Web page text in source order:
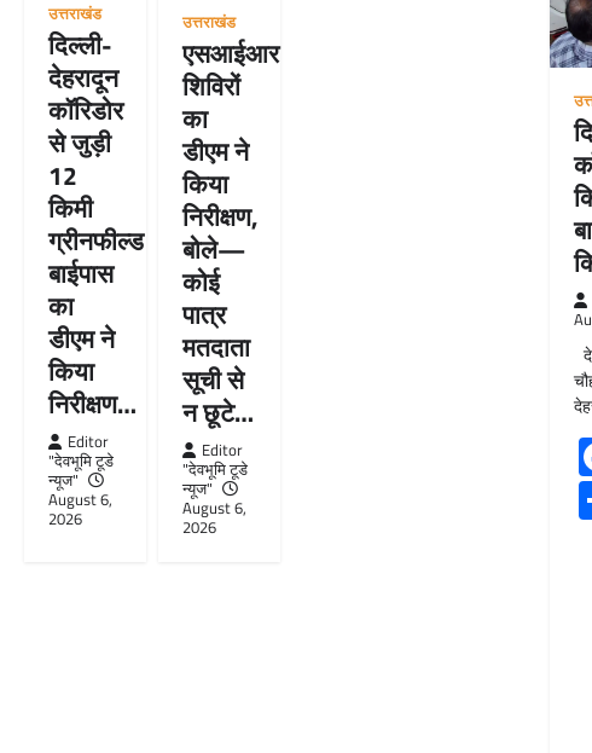
उत्तराखंड
दिल्ली-
देहरादून
कॉरिडोर
से जुड़ी
12
किमी
ग्रीनफील्ड
बाईपास
का
डीएम ने
किया
निरीक्षण…
Editor
"देवभूमि टूडे
न्यूज"
August 6,
2026
उत्तराखंड
एसआईआर
शिविरों
का
डीएम ने
किया
निरीक्षण,
बोले—
कोई
पात्र
मतदाता
सूची से
न छूटे…
Editor
"देवभूमि टूडे
न्यूज"
August 6,
2026